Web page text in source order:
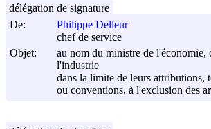
De:
Philippe Delleur
chef de service
Objet:
au nom du ministre de l'économie,
l'industrie
dans la limite de leurs attributions,
ou conventions, à l'exclusion des
délégation de signature